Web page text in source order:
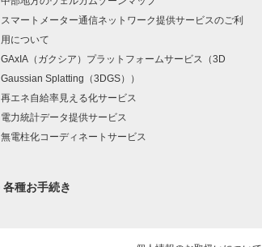
スマートメーター通信ネットワーク提供サービスのご利
用について
GAxIA（ガクシア）プラットフォームサービス（3D
Gaussian Splatting（3DGS））
再エネ自給率見える化サービス
電力統計データ提供サービス
無電柱化コーディネートサービス
各種お手続き